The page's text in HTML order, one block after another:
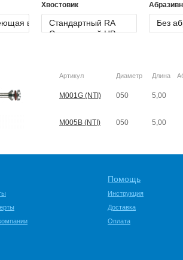
Хвостовик
Артикул Диаметр Длина
M001G (NTI) 050 5,00
M005B (NTI) 050 5,00
Помощь
Инструкция
Доставка
Оплата